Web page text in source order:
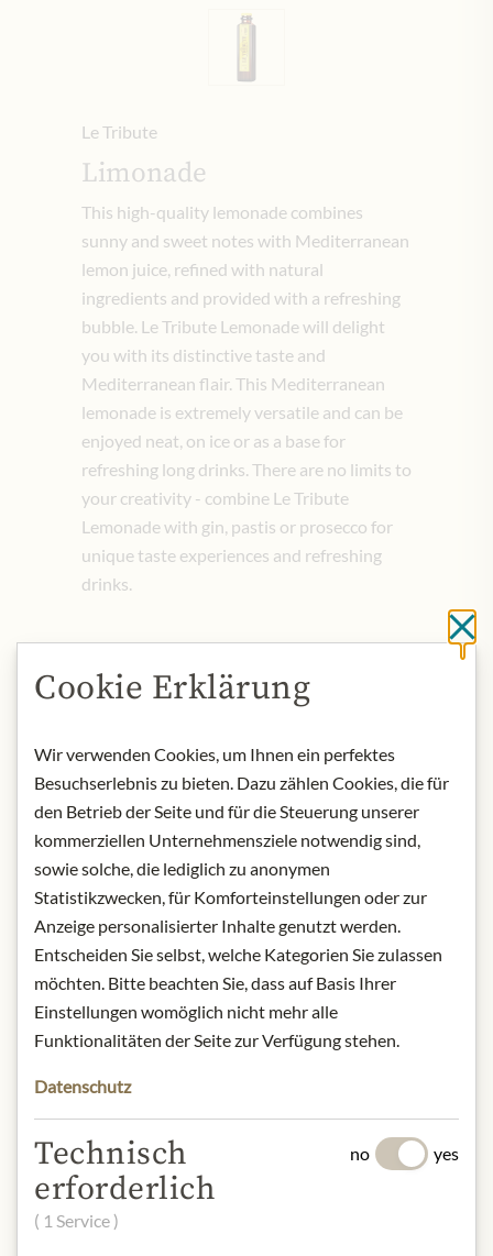
Le Tribute
Limonade
This high-quality lemonade combines
sunny and sweet notes with Mediterranean
lemon juice, refined with natural
ingredients and provided with a refreshing
bubble. Le Tribute Lemonade will delight
you with its distinctive taste and
Mediterranean flair. This Mediterranean
lemonade is extremely versatile and can be
enjoyed neat, on ice or as a base for
refreshing long drinks. There are no limits to
your creativity - combine Le Tribute
Lemonade with gin, pastis or prosecco for
unique taste experiences and refreshing
drinks.
3,99 €
Vč. 20% DPH
Množství
- +
Přidat do košíku
NYNÍ SKLADEM
Art.Nr.:444540#1.000
200ml
Storage: Keep cool, dry and protected
from light.
Contact: Carrer de Miquel Guansé/
Cookie Erklärung
Wir verwenden Cookies, um Ihnen ein perfektes
Besuchserlebnis zu bieten. Dazu zählen Cookies, die für
den Betrieb der Seite und für die Steuerung unserer
kommerziellen Unternehmensziele notwendig sind,
sowie solche, die lediglich zu anonymen
Statistikzwecken, für Komforteinstellungen oder zur
Anzeige personalisierter Inhalte genutzt werden.
Entscheiden Sie selbst, welche Kategorien Sie zulassen
möchten. Bitte beachten Sie, dass auf Basis Ihrer
Einstellungen womöglich nicht mehr alle
Funktionalitäten der Seite zur Verfügung stehen.
Datenschutz
Technisch
erforderlich
( 1 Service )
no yes